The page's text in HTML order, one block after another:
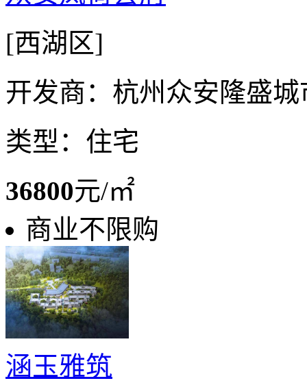
[西湖区]
开发商：杭州众安隆盛
类型：住宅
36800元/㎡
商业不限购
涵玉雅筑